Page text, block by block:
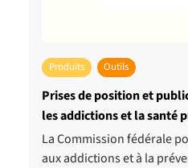
Produits Outils
Prises de position et
les addictions et la santé
La Commission fédérale
aux addictions et à la